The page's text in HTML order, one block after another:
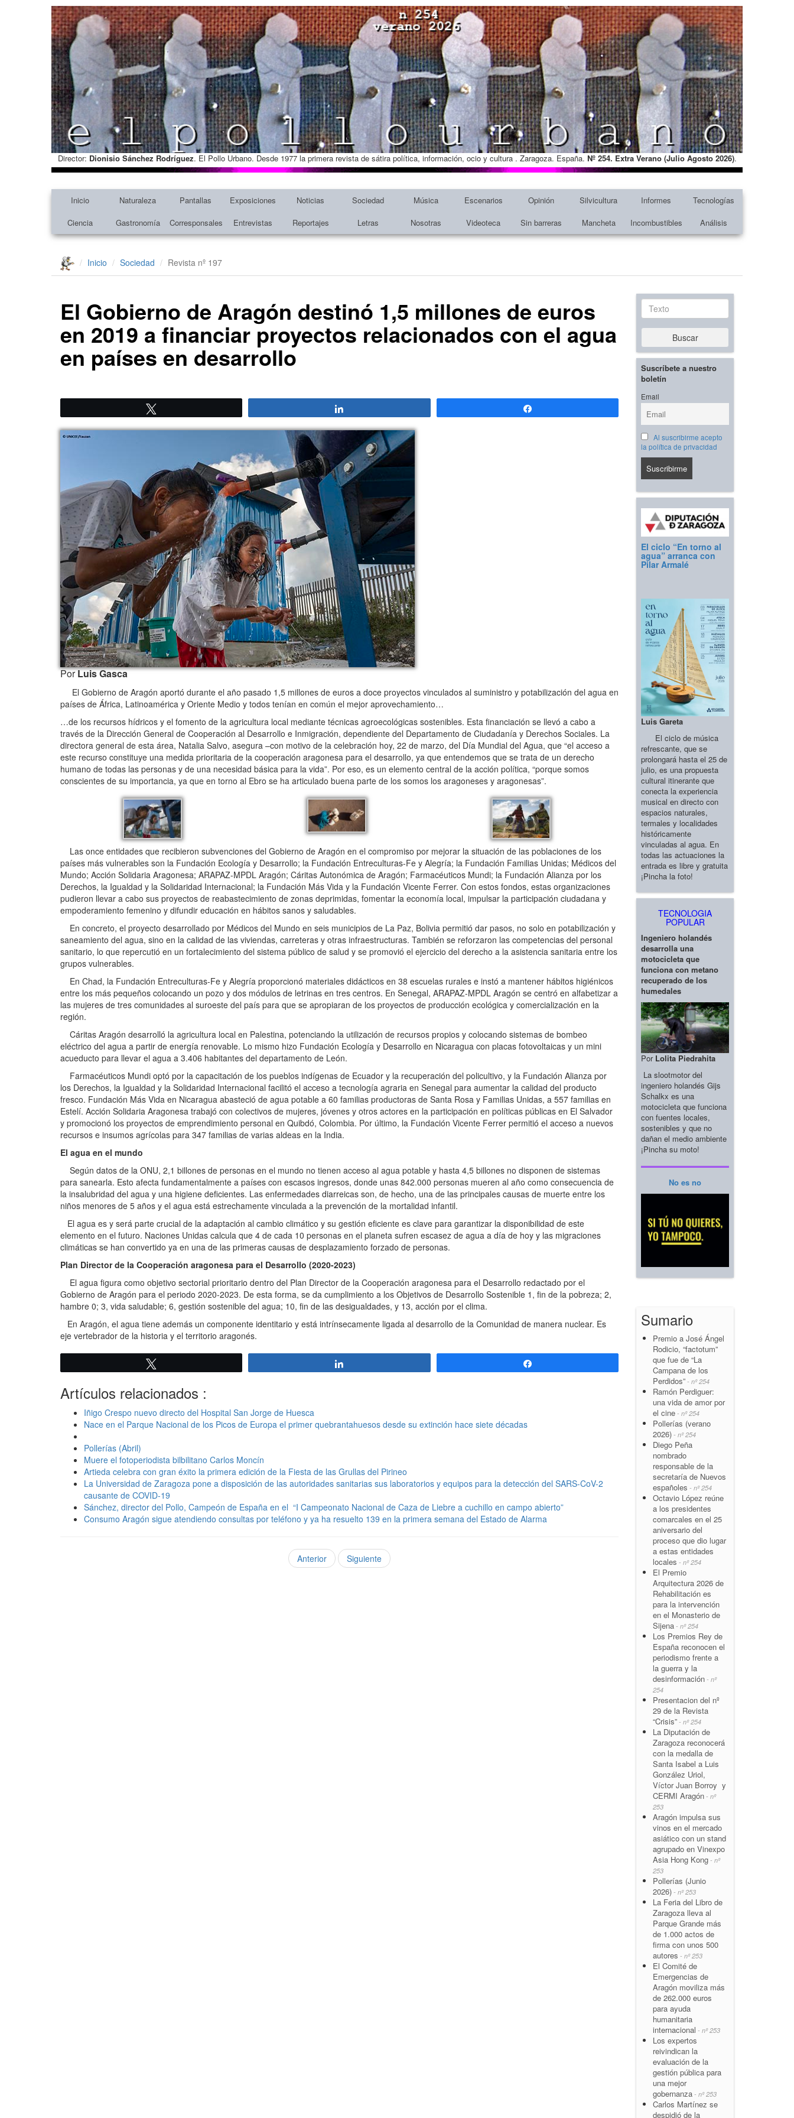
Director: Dionisio Sánchez Rodríguez. El Pollo Urbano. Desde 1977 la primera revista de sátira política, información, ocio y cultura . Zaragoza. España. Nº 254. Extra Verano (Julio Agosto 2026).
Inicio Naturaleza Pantallas Exposiciones Noticias Sociedad Música Escenarios Opinión Silvicultura Informes
Tecnologías
Ciencia
Gastronomía Corresponsales Entrevistas Reportajes Letras Nosotras Videoteca Sin barreras Mancheta Incombustibles Análisis
Inicio Sociedad Revista nº 197
El Gobierno de Aragón destinó 1,5 millones de euros
en 2019 a financiar proyectos relacionados con el agua
en países en desarrollo
PorLuis Gasca
El Gobierno de Aragón aportó durante el año pasado 1,5 millones de euros a doce proyectos vinculados al suministro y potabilización del agua en
países de África, Latinoamérica y Oriente Medio y todos tenían en común el mejor aprovechamiento…
…de los recursos hídricos y el fomento de la agricultura local mediante técnicas agroecológicas sostenibles. Esta financiación se llevó a cabo a
través de la Dirección General de Cooperación al Desarrollo e Inmigración, dependiente del Departamento de Ciudadanía y Derechos Sociales. La
directora general de esta área, Natalia Salvo, asegura –con motivo de la celebración hoy, 22 de marzo, del Día Mundial del Agua, que “el acceso a
este recurso constituye una medida prioritaria de la cooperación aragonesa para el desarrollo, ya que entendemos que se trata de un derecho
humano de todas las personas y de una necesidad básica para la vida”. Por eso, es un elemento central de la acción política, “porque somos
conscientes de su importancia, ya que en torno al Ebro se ha articulado buena parte de los somos los aragoneses y aragonesas”.
Las once entidades que recibieron subvenciones del Gobierno de Aragón en el compromiso por mejorar la situación de las poblaciones de los
países más vulnerables son la Fundación Ecología y Desarrollo; la Fundación Entreculturas-Fe y Alegría; la Fundación Familias Unidas; Médicos del
Mundo; Acción Solidaria Aragonesa; ARAPAZ-MPDL Aragón; Cáritas Autonómica de Aragón; Farmacéuticos Mundi; la Fundación Alianza por los
Derechos, la Igualdad y la Solidaridad Internacional; la Fundación Más Vida y la Fundación Vicente Ferrer. Con estos fondos, estas organizaciones
pudieron llevar a cabo sus proyectos de reabastecimiento de zonas deprimidas, fomentar la economía local, impulsar la participación ciudadana y
empoderamiento femenino y difundir educación en hábitos sanos y saludables.
En concreto, el proyecto desarrollado por Médicos del Mundo en seis municipios de La Paz, Bolivia permitió dar pasos, no solo en potabilización y
saneamiento del agua, sino en la calidad de las viviendas, carreteras y otras infraestructuras. También se reforzaron las competencias del personal
sanitario, lo que repercutió en un fortalecimiento del sistema público de salud y se promovió el ejercicio del derecho a la asistencia sanitaria entre los
grupos vulnerables.
En Chad, la Fundación Entreculturas-Fe y Alegría proporcionó materiales didácticos en 38 escuelas rurales e instó a mantener hábitos higiénicos
entre los más pequeños colocando un pozo y dos módulos de letrinas en tres centros. En Senegal, ARAPAZ-MPDL Aragón se centró en alfabetizar a
las mujeres de tres comunidades al suroeste del país para que se apropiaran de los proyectos de producción ecológica y comercialización en la
región.
Cáritas Aragón desarrolló la agricultura local en Palestina, potenciando la utilización de recursos propios y colocando sistemas de bombeo
eléctrico del agua a partir de energía renovable. Lo mismo hizo Fundación Ecología y Desarrollo en Nicaragua con placas fotovoltaicas y un mini
acueducto para llevar el agua a 3.406 habitantes del departamento de León.
Farmacéuticos Mundi optó por la capacitación de los pueblos indígenas de Ecuador y la recuperación del policultivo, y la Fundación Alianza por
los Derechos, la Igualdad y la Solidaridad Internacional facilitó el acceso a tecnología agraria en Senegal para aumentar la calidad del producto
fresco. Fundación Más Vida en Nicaragua abasteció de agua potable a 60 familias productoras de Santa Rosa y Familias Unidas, a 557 familias en
Estelí. Acción Solidaria Aragonesa trabajó con colectivos de mujeres, jóvenes y otros actores en la participación en políticas públicas en El Salvador
y promocionó los proyectos de emprendimiento personal en Quibdó, Colombia. Por último, la Fundación Vicente Ferrer permitió el acceso a nuevos
recursos e insumos agrícolas para 347 familias de varias aldeas en la India.
El agua en el mundo
Según datos de la ONU, 2,1 billones de personas en el mundo no tienen acceso al agua potable y hasta 4,5 billones no disponen de sistemas
para sanearla. Esto afecta fundamentalmente a países con escasos ingresos, donde unas 842.000 personas mueren al año como consecuencia de
la insalubridad del agua y una higiene deficientes. Las enfermedades diarreicas son, de hecho, una de las principales causas de muerte entre los
niños menores de 5 años y el agua está estrechamente vinculada a la prevención de la mortalidad infantil.
El agua es y será parte crucial de la adaptación al cambio climático y su gestión eficiente es clave para garantizar la disponibilidad de este
elemento en el futuro. Naciones Unidas calcula que 4 de cada 10 personas en el planeta sufren escasez de agua a día de hoy y las migraciones
climáticas se han convertido ya en una de las primeras causas de desplazamiento forzado de personas.
Plan Director de la Cooperación aragonesa para el Desarrollo (2020-2023)
El agua figura como objetivo sectorial prioritario dentro del Plan Director de la Cooperación aragonesa para el Desarrollo redactado por el
Gobierno de Aragón para el periodo 2020-2023. De esta forma, se da cumplimiento a los Objetivos de Desarrollo Sostenible 1, fin de la pobreza; 2,
hambre 0; 3, vida saludable; 6, gestión sostenible del agua; 10, fin de las desigualdades, y 13, acción por el clima.
En Aragón, el agua tiene además un componente identitario y está intrínsecamente ligada al desarrollo de la Comunidad de manera nuclear. Es
eje vertebrador de la historia y el territorio aragonés.
Artículos relacionados :
Iñigo Crespo nuevo directo del Hospital San Jorge de Huesca
Nace en el Parque Nacional de los Picos de Europa el primer quebrantahuesos desde su extinción hace siete décadas
Pollerías (Abril)
Muere el fotoperiodista bilbilitano Carlos Moncín
Artieda celebra con gran éxito la primera edición de la Fiesta de las Grullas del Pirineo
La Universidad de Zaragoza pone a disposición de las autoridades sanitarias sus laboratorios y equipos para la detección del SARS-CoV-2
causante de COVID-19
Sánchez, director del Pollo, Campeón de España en el “I Campeonato Nacional de Caza de Liebre a cuchillo en campo abierto”
Consumo Aragón sigue atendiendo consultas por teléfono y ya ha resuelto 139 en la primera semana del Estado de Alarma
Anterior Siguiente
Texto
Buscar
Suscríbete a nuestro
boletín
Email
Al suscribirme acepto
la política de privacidad
El ciclo “En torno al
agua” arranca con
Pilar Armalé
Luis Gareta
El ciclo de música
refrescante, que se
prolongará hasta el 25 de
julio, es una propuesta
cultural itinerante que
conecta la experiencia
musical en directo con
espacios naturales,
termales y localidades
históricamente
vinculadas al agua. En
todas las actuaciones la
entrada es libre y gratuita
¡Pincha la foto!
TECNOLOGIA
POPULAR
Ingeniero holandés
desarrolla una
motocicleta que
funciona con metano
recuperado de los
humedales
Por Lolita Piedrahita
La slootmotor del
ingeniero holandés Gijs
Schalkx es una
motocicleta que funciona
con fuentes locales,
sostenibles y que no
dañan el medio ambiente
¡Pincha su moto!
No es no
Sumario
Premio a José Ángel
Rodicio, “factotum”
que fue de “La
Campana de los
Perdidos” - nº 254
Ramón Perdiguer:
una vida de amor por
el cine - nº 254
Pollerías (verano
2026) - nº 254
Diego Peña
nombrado
responsable de la
secretaría de Nuevos
españoles - nº 254
Octavio López reúne
a los presidentes
comarcales en el 25
aniversario del
proceso que dio lugar
a estas entidades
locales - nº 254
El Premio
Arquitectura 2026 de
Rehabilitación es
para la intervención
en el Monasterio de
Sijena - nº 254
Los Premios Rey de
España reconocen el
periodismo frente a
la guerra y la
desinformación - nº
254
Presentacion del nº
29 de la Revista
“Crisis” - nº 254
La Diputación de
Zaragoza reconocerá
con la medalla de
Santa Isabel a Luis
González Uriol,
Víctor Juan Borroy y
CERMI Aragón - nº
253
Aragón impulsa sus
vinos en el mercado
asiático con un stand
agrupado en Vinexpo
Asia Hong Kong - nº
253
Pollerías (Junio
2026) - nº 253
La Feria del Libro de
Zaragoza lleva al
Parque Grande más
de 1.000 actos de
firma con unos 500
autores - nº 253
El Comité de
Emergencias de
Aragón moviliza más
de 262.000 euros
para ayuda
humanitaria
internacional - nº 253
Los expertos
reivindican la
evaluación de la
gestión pública para
una mejor
gobernanza - nº 253
Carlos Martínez se
despidió de la